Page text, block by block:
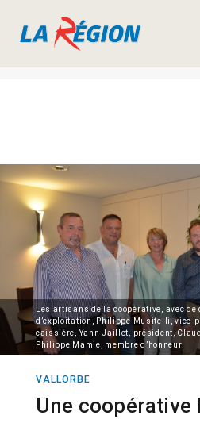
Les artisans de la coopérative, avec
d’exploitation, Philippe Musitelli, vice-
caissière, Yann Jaillet, président,
Philippe Mamie, membre d’honneur.
VALLORBE
Une coopérative